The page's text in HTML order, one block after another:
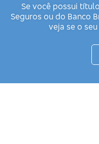
Se você possui
Seguros ou do Banco
veja se o